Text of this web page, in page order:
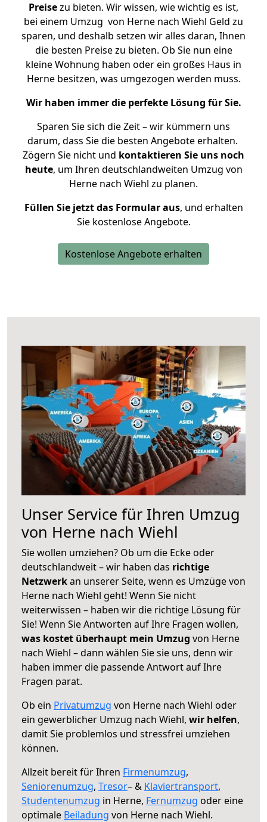
Preisezu bieten. Wir wissen, wie wichtig es ist,
bei einem Umzug von Herne nach Wiehl Geld zu
sparen, und deshalb setzen wir alles daran, Ihnen
die besten Preise zu bieten. Ob Sie nun eine
kleine Wohnung haben oder ein großes Haus in
Herne besitzen, was umgezogen werden muss.
Wir haben immer die perfekte Lösung für Sie.
Sparen Sie sich die Zeit – wir kümmern uns
darum, dass Sie die besten Angebote erhalten.
Zögern Sie nicht und kontaktieren Sie uns noch
heute, um Ihren deutschlandweiten Umzug von
Herne nach Wiehl zu planen.
Füllen Sie jetzt das Formular aus, und erhalten
Sie kostenlose Angebote.
Kostenlose Angebote erhalten
Unser Service für Ihren Umzug
von Herne nach Wiehl
Sie wollen umziehen? Ob um die Ecke oder
deutschlandweit – wir haben das richtige
Netzwerkan unserer Seite, wenn es Umzüge von
Herne nach Wiehl geht! Wenn Sie nicht
weiterwissen – haben wir die richtige Lösung für
Sie! Wenn Sie Antworten auf Ihre Fragen wollen,
was kostet überhaupt mein Umzug von Herne
nach Wiehl – dann wählen Sie sie uns, denn wir
haben immer die passende Antwort auf Ihre
Fragen parat.
Ob ein Privatumzug von Herne nach Wiehl oder
ein gewerblicher Umzug nach Wiehl, wir helfen,
damit Sie problemlos und stressfrei umziehen
können.
Allzeit bereit für Ihren Firmenumzug,
Seniorenumzug, Tresor– & Klaviertransport,
Studentenumzug in Herne, Fernumzug oder eine
optimale Beiladung von Herne nach Wiehl.